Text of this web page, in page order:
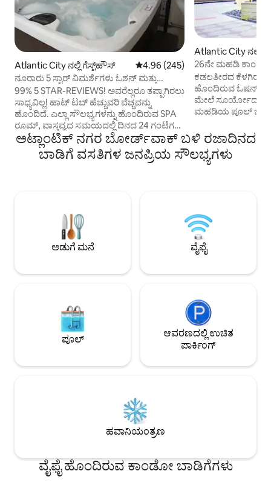
Atlantic City ನಲ್ಲಿ ಗೆಸ್ಟ್‌ಹೌಸ್ 5 ರಲ್ಲಿ 4.96 ಸರಾಸರಿ ರೇಟಿಂಗ್, 245
4.96 (245)
ನೂರಾರು 5 ಸ್ಟಾರ್ ವಿಮರ್ಶೆಗಳು ಓಶನ್ ಮತ್ತು
ಬೋರ್ಡ್‌ವಾಕ್ ವೀಕ್ಷಣೆಗಳು
99% 5 STAR-REVIEWS! ಅವರೆಲ್ಲರೂ ತಪ್ಪಾಗಿರಲು
ಸಾಧ್ಯವಿಲ್ಲ! ಹಾಟ್ ಟಬ್ ಹೆಚ್ಚುವರಿ ವೆಚ್ಚವನ್ನು
ಹೊಂದಿದೆ. ಎಲ್ಲಾ ಸೌಲಭ್ಯಗಳನ್ನು ಹೊಂದಿರುವ SPA
ರೂಮ್, ವಾಸ್ತವ್ಯದ ಸಮಯದಲ್ಲಿ ದಿನದ 24 ಗಂಟೆಗಳ
ಕಾಲ ಬಳಸಲು ಪ್ರತಿ ವಾಸ್ತವ್ಯಕ್ಕೆ (ದಿನಕ್ಕೆ ಅಲ್ಲ) ಹೆಚ್ಚುವರಿ
$200 ಪಾವತಿಸಿ. ವಿನಂತಿಸಲು 48 ಗಂಟೆಗಳ ಸೂಚನೆ
ಅಗತ್ಯವಿದೆ. ಲಭ್ಯತೆಯ ಆಧಾರದ ಮೇಲೆ ಖಾಸಗಿ/
ಅಥವಾ ಬಾಡಿಗೆಯನ್ನು ನಮ್ಮಿಂದ $ 35 ಗೆ ತನ್ನಿ 1 ಕ್ವೀನ್
ಬೆಡ್, 1 ಕ್ವೀನ್ ಸ್ಲೀಪರ್ ಫ್ಯೂಟನ್/ಸೋಫಾ, 1 ಕ್ವೀನ್
ಬ್ಲೋ-ಅಪ್ ಮ್ಯಾಟ್ರೆಸ್ 3ನೇ/4ನೇ ಗೆಸ್ಟ್‌ಗಳು $ 50/pp
ಸೇರಿಸುತ್ತಾರೆ.
Atlantic City ನಲ್ಲಿ
26ನೇ ಮಹಡಿ ಕಾಂಡೋ
ಮುಂಭಾಗದ
ಕಡಲತೀರದ ಕೆಳಗಿರುವ
ಹೊಂದಿರುವ ಓಷನ್ ಫ್ರಂಟ್
ಮೇಲೆ
ಮಹಡಿಯ ಪೂಲ್ ಬಳಿ
ಬೋರ್ಡ್‌ವಾಕ್‌ಗೆ ನಡೆಯಿರಿ... ಎಲ್ಲಾ
ಆಹಾರ, ಸೂರ್ಯ
ದೂರದಲ್ಲಿರುವ ನಮ್ಮ
ಸ್ಟುಡಿಯೋವನ್ನು
ಮೂಲಕ ಅಥವಾ ಪುನಃ
ಹಣವನ್ನು
ಅದ್ಭುತ
ಹೋಗಬಹುದು.
ಅಟ್ಲಾಂಟಿಕ್ ನಗರ ಬೋರ್ಡ್‌ವಾಕ್ ಬಳಿ ರಜಾದಿನದ
ಬಾಡಿಗೆ ವಸತಿಗಳ ಜನಪ್ರಿಯ ಸೌಲಭ್ಯಗಳು
ಅಡುಗೆ ಮನೆ ವೈಫೈ
ಪೂಲ್
ಆವರಣದಲ್ಲಿ ಉಚಿತ
ಪಾರ್ಕಿಂಗ್
ಹವಾನಿಯಂತ್ರಣ
ವೈಫೈ ಹೊಂದಿರುವ ಕಾಂಡೋ ಬಾಡಿಗೆಗಳು